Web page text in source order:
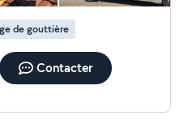
toiture reims
de gouttière
Contacter